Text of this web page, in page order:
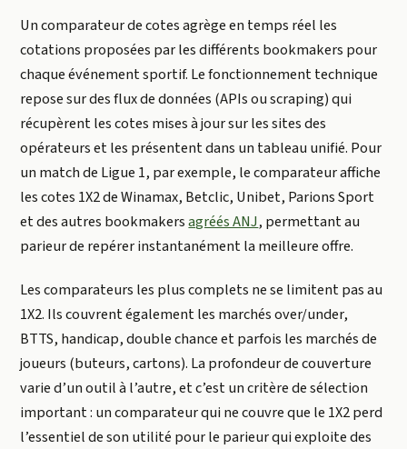
Un comparateur de cotes agrège en temps réel les
cotations proposées par les différents bookmakers pour
chaque événement sportif. Le fonctionnement technique
repose sur des flux de données (APIs ou scraping) qui
récupèrent les cotes mises à jour sur les sites des
opérateurs et les présentent dans un tableau unifié. Pour
un match de Ligue 1, par exemple, le comparateur affiche
les cotes 1X2 de Winamax, Betclic, Unibet, Parions Sport
et des autres bookmakersagréés ANJ, permettant au
parieur de repérer instantanément la meilleure offre.
Les comparateurs les plus complets ne se limitent pas au
1X2. Ils couvrent également les marchés over/under,
BTTS, handicap, double chance et parfois les marchés de
joueurs (buteurs, cartons). La profondeur de couverture
varie d’un outil à l’autre, et c’est un critère de sélection
important : un comparateur qui ne couvre que le 1X2 perd
l’essentiel de son utilité pour le parieur qui exploite des